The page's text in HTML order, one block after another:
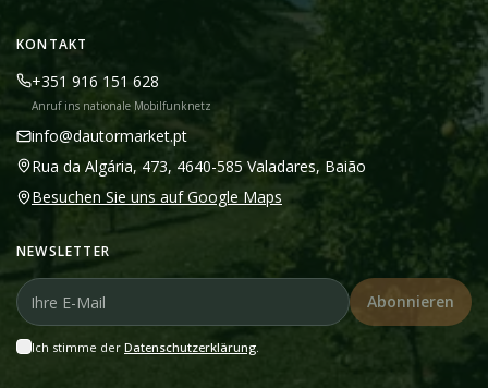
KONTAKT
+351 916 151 628
Anruf ins nationale Mobilfunknetz
info@dautormarket.pt
Rua da Algária, 473, 4640-585 Valadares, Baião
Besuchen Sie uns auf Google Maps
NEWSLETTER
Abonnieren
Ich stimme der Datenschutzerklärung